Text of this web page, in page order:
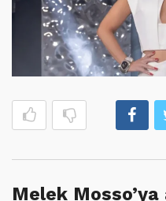
Melek Mosso’ya